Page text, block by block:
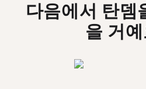
다음에서 탄뎀
을 거